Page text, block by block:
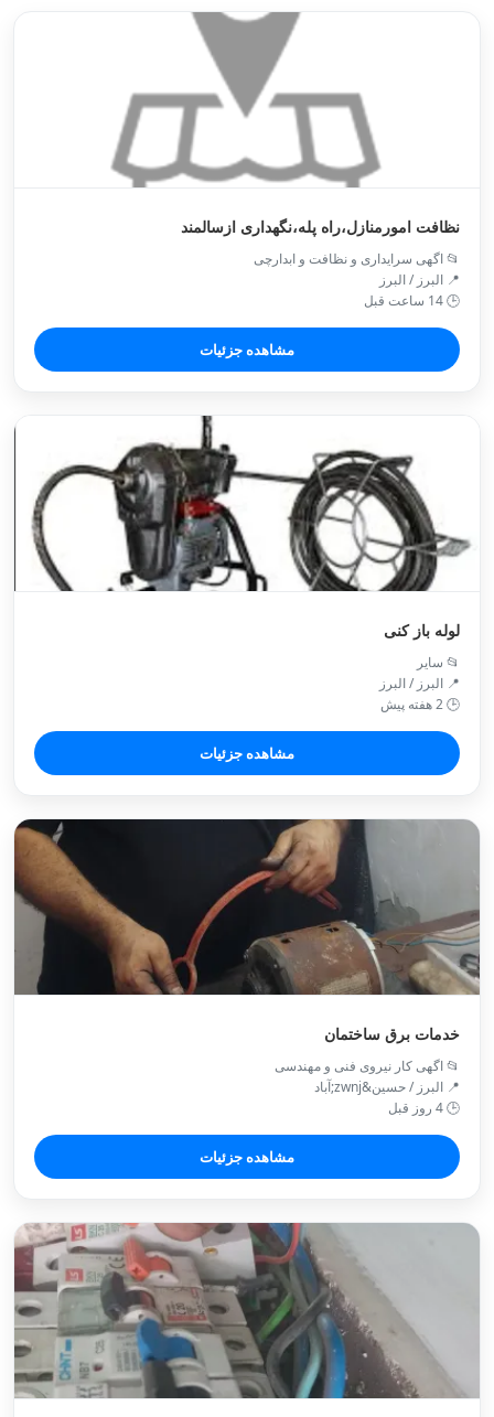
نظافت امورمنازل،راه پله،نگهداری ازسالمند
📂 اگهی سرایداری و نظافت و ابدارچی
📍 البرز / البرز
🕒 14 ساعت قبل
مشاهده جزئیات
لوله باز کنی
📂 سایر
📍 البرز / البرز
🕒 2 هفته پیش
مشاهده جزئیات
خدمات برق ساختمان
📂 اگهی کار نیروی فنی و مهندسی
📍 البرز / حسین&zwnj;آباد
🕒 4 روز قبل
مشاهده جزئیات